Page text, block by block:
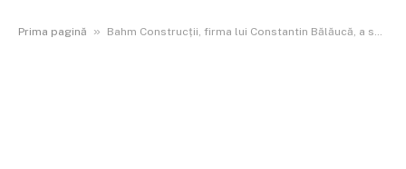
Prima pagină » Bahm Construcții, firma lui Constantin Bălăucă, a scos la licitație construcția primei fabrici de ferestre inteligente din România